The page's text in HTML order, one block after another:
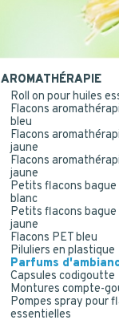
AROMATHÉRAPIE
Roll on pour huiles
Flacons
bleu
Flacons
jaune
Flacons
jaune
Petits flacons bague
blanc
Petits flacons bague
jaune
Flacons PET bleu
Piluliers en plastique
Parfums
Capsules codigoutte
Montures compte-
Pompes spray pour
essentielles